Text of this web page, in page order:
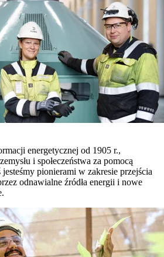
energetycznej od 1905 r.,
i społeczeństwa za pomocą
pionierami w zakresie przejścia
odnawialne źródła energii i nowe